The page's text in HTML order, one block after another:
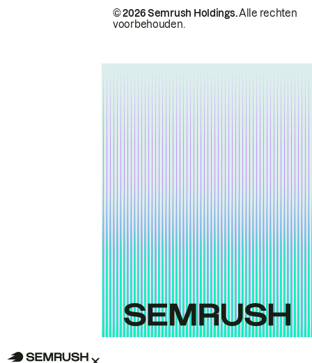
© 2026 Semrush Holdings.Alle rechten
voorbehouden.